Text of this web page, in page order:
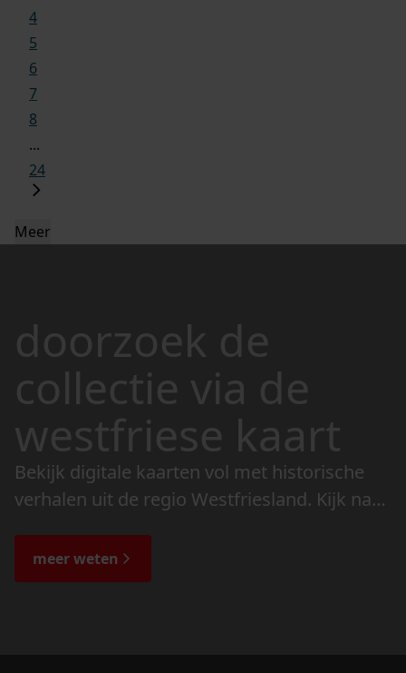
4
5
6
7
8
...
24
Meer
doorzoek de
collectie via de
westfriese kaart
Bekijk digitale kaarten vol met historische
verhalen uit de regio Westfriesland. Kijk naar
de bijzondere verhalen.
meer weten